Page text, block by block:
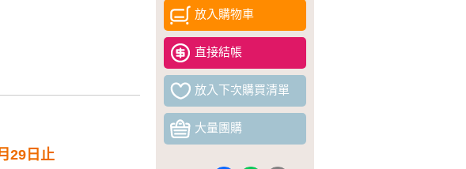
放入購物車
直接結帳
放入下次購買清單
大量團購
29日止